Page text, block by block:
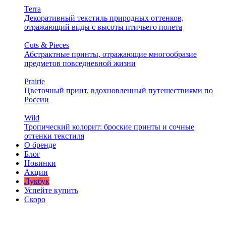
Terra
Декоративный текстиль природных оттенков,
отражающий виды с высоты птичьего полета
Cuts & Pieces
Абстрактные принты, отражающие многообразие
предметов повседневной жизни
Prairie
Цветочный принт, вдохновленный путешествиями по
России
Wild
Тропический колорит: броские принты и сочные
оттенки текстиля
О бренде
Блог
Новинки
Акции
Лукбук
Успейте купить
Скоро